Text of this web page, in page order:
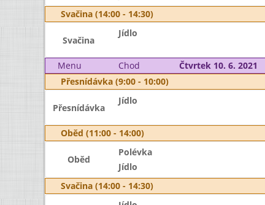
Svačina (14:00 - 14:30)
Svačina
Jídlo
Menu Chod Čtvrtek 10. 6. 2021
Přesnídávka (9:00 - 10:00)
Přesnídávka
Jídlo
Oběd (11:00 - 14:00)
Oběd
Polévka
Jídlo
Svačina (14:00 - 14:30)